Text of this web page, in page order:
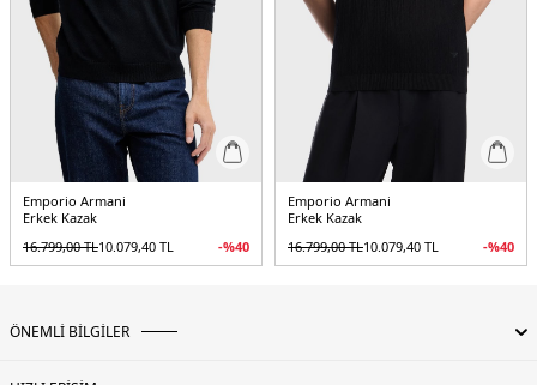
Emporio Armani
Erkek Kazak
16.799,00TL10.079,40 TL -%40
Emporio Armani
Erkek Kazak
16.799,00TL10.079,40 TL -%40
ÖNEMLİ BİLGİLER